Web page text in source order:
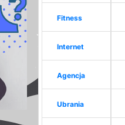
Fitness
Internet
Agencja
Ubrania